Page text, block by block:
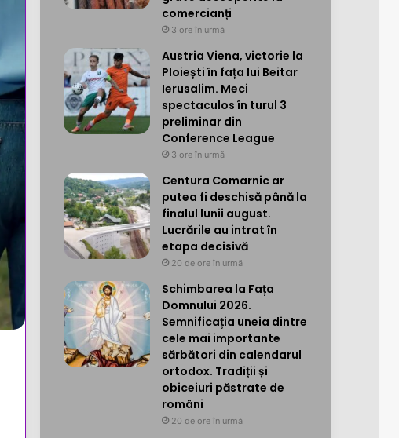
comercianți
3 ore în urmă
Austria Viena, victorie la
Ploiești în fața lui Beitar
Ierusalim. Meci
spectaculos în turul 3
preliminar din
Conference League
3 ore în urmă
Centura Comarnic ar
putea fi deschisă până la
finalul lunii august.
Lucrările au intrat în
etapa decisivă
20 de ore în urmă
Schimbarea la Fața
Domnului 2026.
Semnificația uneia dintre
cele mai importante
sărbători din calendarul
ortodox. Tradiții și
obiceiuri păstrate de
români
20 de ore în urmă